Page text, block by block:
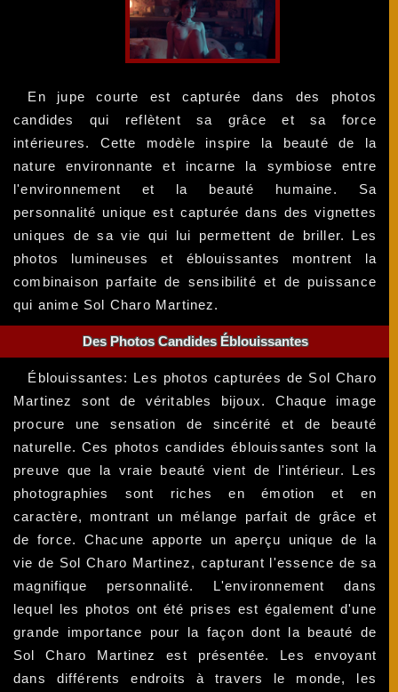
En jupe courte est capturée dans des photos
candides qui reflètent sa grâce et sa force
intérieures. Cette modèle inspire la beauté de la
nature environnante et incarne la symbiose entre
l'environnement et la beauté humaine. Sa
personnalité unique est capturée dans des vignettes
uniques de sa vie qui lui permettent de briller. Les
photos lumineuses et éblouissantes montrent la
combinaison parfaite de sensibilité et de puissance
qui anime Sol Charo Martinez.
Des Photos Candides Éblouissantes
Éblouissantes: Les photos capturées de Sol Charo
Martinez sont de véritables bijoux. Chaque image
procure une sensation de sincérité et de beauté
naturelle. Ces photos candides éblouissantes sont la
preuve que la vraie beauté vient de l'intérieur. Les
photographies sont riches en émotion et en
caractère, montrant un mélange parfait de grâce et
de force. Chacune apporte un aperçu unique de la
vie de Sol Charo Martinez, capturant l'essence de sa
magnifique personnalité. L'environnement dans
lequel les photos ont été prises est également d'une
grande importance pour la façon dont la beauté de
Sol Charo Martinez est présentée. Les envoyant
dans différents endroits à travers le monde, les